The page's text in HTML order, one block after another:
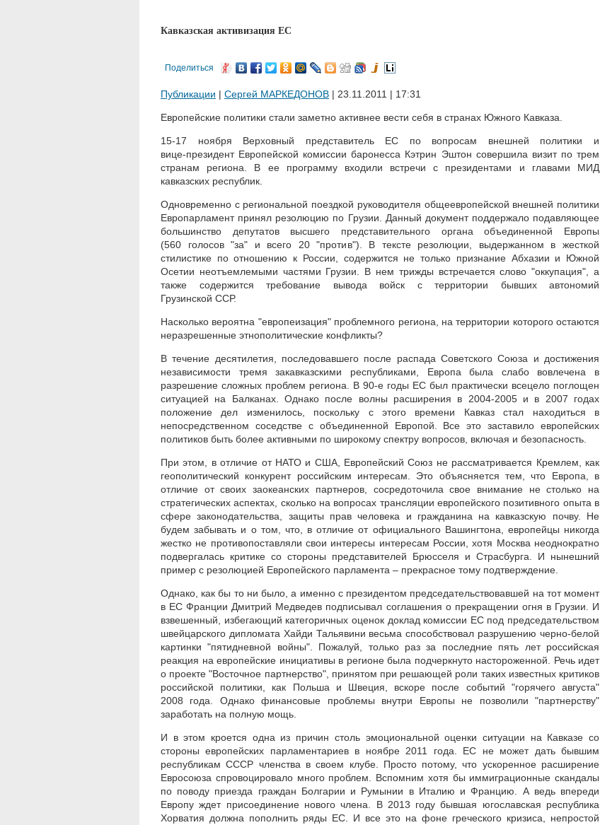
Кавказская активизация ЕС
Поделиться
Публикации | Сергей МАРКЕДОНОВ | 23.11.2011 | 17:31
Европейские политики стали заметно активнее вести себя в странах Южного Кавказа.
15-17 ноября Верховный представитель ЕС по вопросам внешней политики и
вице-президентЕвропейской комиссии баронесса Кэтрин Эштон совершила визит по трем
странам региона. В ее программу входили встречи с президентами и главами МИД
кавказских республик.
Одновременно с региональной поездкой руководителя общеевропейской внешней политики
Европарламент принял резолюцию по Грузии. Данный документ поддержало подавляющее
большинство депутатов высшего представительного органа объединенной Европы
(560 голосов "за" и всего 20 "против"). В тексте резолюции, выдержанном в жесткой
стилистике по отношению к России, содержится не только признание Абхазии и Южной
Осетии неотъемлемыми частями Грузии. В нем трижды встречается слово "оккупация", а
также содержится требование вывода войск с территории бывших автономий
Грузинской ССР.
Насколько вероятна "европеизация" проблемного региона, на территории которого остаются
неразрешенные этнополитические конфликты?
В течение десятилетия, последовавшего после распада Советского Союза и достижения
независимости тремя закавказскими республиками, Европа была слабо вовлечена в
разрешение сложных проблем региона. В 90-е годы ЕС был практически всецело поглощен
ситуацией на Балканах. Однако после волны расширения в 2004-2005и в 2007 годах
положение дел изменилось, поскольку с этого времени Кавказ стал находиться в
непосредственном соседстве с объединенной Европой. Все это заставило европейских
политиков быть более активными по широкому спектру вопросов, включая и безопасность.
При этом, в отличие от НАТО и США,
Европейский Союз не рассматривается Кремлем, как
геополитический конкурент российским интересам. Это объясняется тем, что Европа, в
отличие от своих заокеанских партнеров, сосредоточила свое внимание не столько на
стратегических аспектах, сколько на вопросах трансляции европейского позитивного опыта в
сфере законодательства, защиты прав человека и гражданина на кавказскую почву. Не
будем забывать и о том, что, в отличие от официального Вашингтона, европейцы никогда
жестко не противопоставляли свои интересы интересам России, хотя Москва неоднократно
подвергалась критике со стороны представителей Брюсселя и Страсбурга. И нынешний
пример с резолюцией Европейского парламента – прекрасное тому подтверждение.
Однако, как бы то ни было, а именно с президентом председательствовавшей на тот момент
в ЕС Франции Дмитрий Медведев подписывал соглашения о прекращении огня в Грузии. И
взвешенный, избегающий категоричных оценок доклад комиссии ЕС под председательством
швейцарского дипломата Хайди Тальявини весьма способствовал разрушению черно-белой
картинки "пятидневной войны". Пожалуй, только раз за последние пять лет российская
реакция на европейские инициативы в регионе была подчеркнуто настороженной. Речь идет
о проекте "Восточное партнерство", принятом при решающей роли таких известных критиков
российской политики, как Польша и Швеция, вскоре после событий "горячего августа"
2008 года. Однако финансовые проблемы внутри Европы не позволили "партнерству"
заработать на полную мощь.
И в этом кроется одна из причин столь эмоциональной оценки ситуации на Кавказе со
стороны европейских парламентариев в ноябре 2011 года. ЕС не может дать бывшим
республикам СССР членства в своем клубе. Просто потому, что ускоренное расширение
Евросоюза спровоцировало много проблем. Вспомним хотя бы иммиграционные скандалы
по поводу приезда граждан Болгарии и Румынии в Италию и Францию. А ведь впереди
Европу ждет присоединение нового члена. В 2013 году бывшая югославская республика
Хорватия должна пополнить ряды ЕС. И все это на фоне греческого кризиса, непростой